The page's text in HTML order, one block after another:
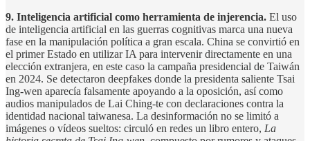
9. Inteligencia artificial como herramienta de injerencia. El uso
de inteligencia artificial en las guerras cognitivas marca una nueva
fase en la manipulación política a gran escala. China se convirtió en
el primer Estado en utilizar IA para intervenir directamente en una
elección extranjera, en este caso la campaña presidencial de Taiwán
en 2024. Se detectaron deepfakes donde la presidenta saliente Tsai
Ing-wen aparecía falsamente apoyando a la oposición, así como
audios manipulados de Lai Ching-te con declaraciones contra la
identidad nacional taiwanesa. La desinformación no se limitó a
imágenes o vídeos sueltos: circuló en redes un libro entero, La